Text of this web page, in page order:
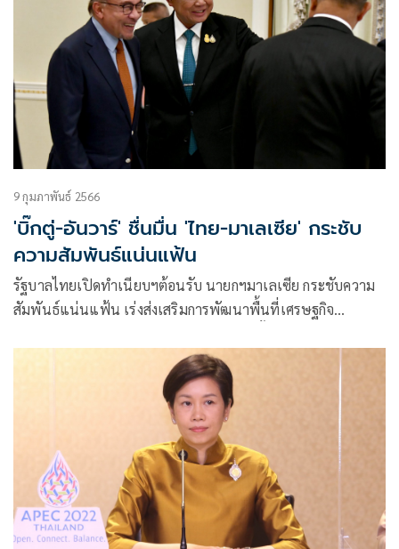
9 กุมภาพันธ์ 2566
'บิ๊กตู่-อันวาร์' ชื่นมื่น 'ไทย-มาเลเซีย' กระชับ
ความสัมพันธ์แน่นแฟ้น
รัฐบาลไทยเปิดทำเนียบฯต้อนรับ นายกฯมาเลเซีย กระชับความ
สัมพันธ์แน่นแฟ้น เร่งส่งเสริมการพัฒนาพื้นที่เศรษฐกิจ
เศรษฐกิจดิจิทัล ขณะที่ ‘อันวาร์’ ชวน ‘บิ๊กตู่’ เยือนมาเลเซียอีก